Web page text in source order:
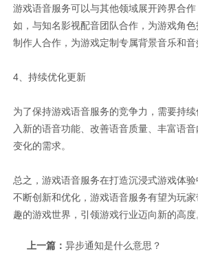
游戏语音服务可以与其他领域展开跨界合
如，与知名影视配音团队合作，为游戏角
制作人合作，为游戏定制专属背景音乐和音
4、持续优化更新
为了保持游戏语音服务的竞争力，需要持续
入新的语音功能、改善语音质量、丰富语
变化的需求。
总之，游戏语音服务在打造沉浸式游戏体
不断创新和优化，游戏语音服务有望为玩
趣的游戏世界，引领游戏行业迈向新的高度
上一篇： 异步通知是什么意思？